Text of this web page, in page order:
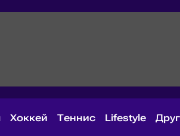
Хоккей Теннис Lifestyle